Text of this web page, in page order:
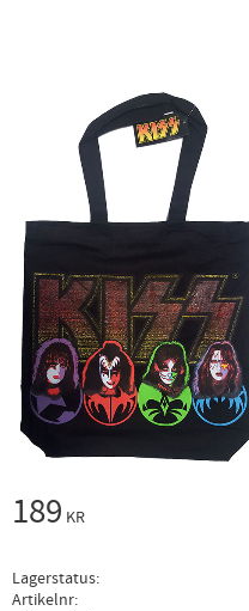
189 KR
Lagerstatus
Artikelnr